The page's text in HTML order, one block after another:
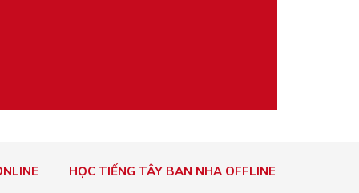
HỌC TIẾNG TÂY BAN NHA OFFLINE